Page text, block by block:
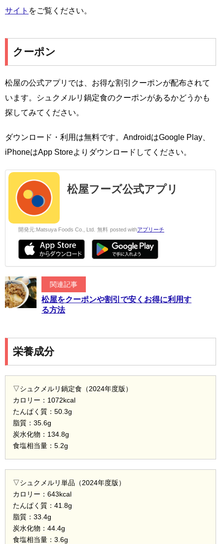
サイト をご覧ください。
クーポン
松屋の公式アプリでは、お得な割引クーポンが配布されて
います。シュクメルリ鍋定食のクーポンがあるかどうかも
探してみてください。
ダウンロード・利用は無料です。AndroidはGoogle Play、
iPhoneはApp Storeよりダウンロードしてください。
松屋フーズ公式アプリ
開発元:Matsuya Foods Co., Ltd. 無料 posted withアプリーチ
関連記事
松屋をクーポンや割引で安くお得に利用す
る方法
栄養成分
▽シュクメルリ鍋定食（2024年度版）
カロリー：1072kcal
たんぱく質：50.3g
脂質：35.6g
炭水化物：134.8g
食塩相当量：5.2g
▽シュクメルリ単品（2024年度版）
カロリー：643kcal
たんぱく質：41.8g
脂質：33.4g
炭水化物：44.4g
食塩相当量：3.6g